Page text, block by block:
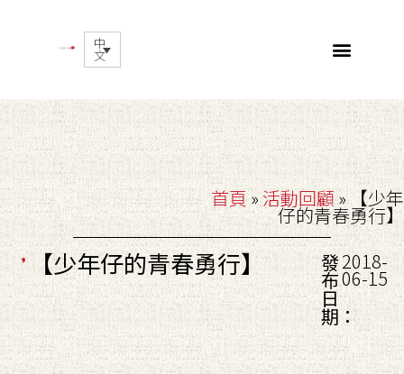
中
文
首頁»活動回顧»【少年
仔的青春勇行】
【少年仔的青春勇行】 發
布
日
期：
2018-
06-15